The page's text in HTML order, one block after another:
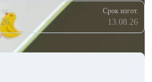
Срок изгот.
13.08.26